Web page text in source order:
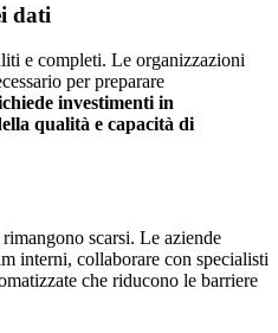
dati
e completi. Le organizzazioni
per preparare
investimenti in
qualità e capacità di
scarsi. Le aziende
interni, collaborare con specialisti
che riducono le barriere